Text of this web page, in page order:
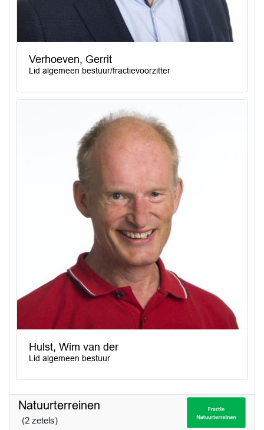
Verhoeven, Gerrit
Lid algemeen bestuur/fractievoorzitter
Hulst, Wim van der
Lid algemeen bestuur
Natuurterreinen
(2 zetels)